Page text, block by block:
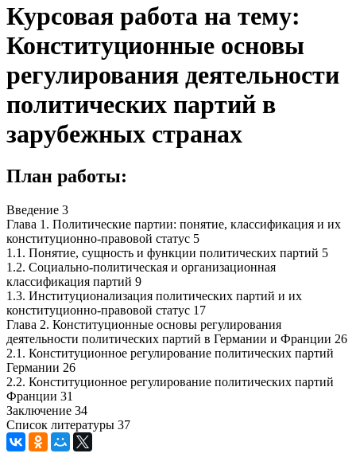
Курсовая работа на тему:
Конституционные основы
регулирования деятельности
политических партий в
зарубежных странах
План работы:
Введение 3
Глава 1. Политические партии: понятие, классификация и их
конституционно-правовой статус 5
1.1. Понятие, сущность и функции политических партий 5
1.2. Социально-политическая и организационная
классификация партий 9
1.3. Институционализация политических партий и их
конституционно-правовой статус 17
Глава 2. Конституционные основы регулирования
деятельности политических партий в Германии и Франции 26
2.1. Конституционное регулирование политических партий
Германии 26
2.2. Конституционное регулирование политических партий
Франции 31
Заключение 34
Список литературы 37